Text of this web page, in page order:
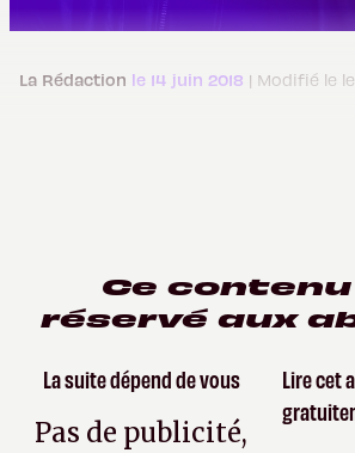
La Rédaction le 14 juin 2018 | Modifié le
Ce
réservé aux
La suite dépend de vous
Pas de publicité,
Lire cet